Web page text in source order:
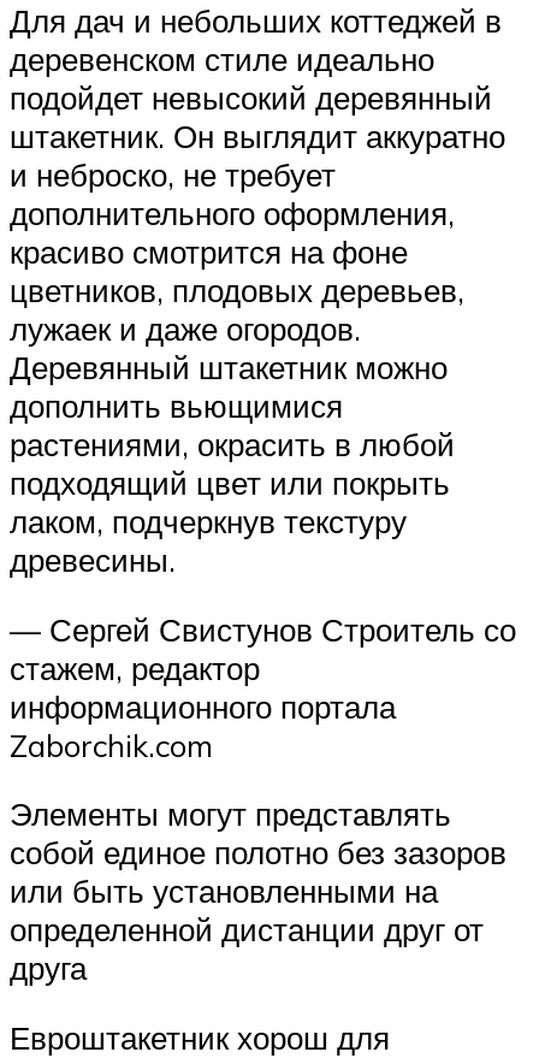
Для дач и небольших коттеджей в
деревенском стиле идеально
подойдет невысокий деревянный
штакетник. Он выглядит аккуратно
и неброско, не требует
дополнительного оформления,
красиво смотрится на фоне
цветников, плодовых деревьев,
лужаек и даже огородов.
Деревянный штакетник можно
дополнить вьющимися
растениями, окрасить в любой
подходящий цвет или покрыть
лаком, подчеркнув текстуру
древесины.
— Сергей Свистунов Строитель со
стажем, редактор
информационного портала
Zaborchik.com
Элементы могут представлять
собой единое полотно без зазоров
или быть установленными на
определенной дистанции друг от
друга
Евроштакетник хорош для